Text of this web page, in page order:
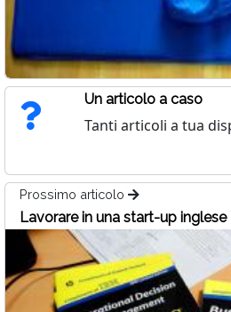
Un articolo a caso
Tanti articoli a tua
Prossimo articolo
Lavorare in una start-up inglese